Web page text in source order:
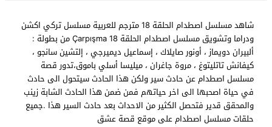
شاهد مسلسل اصطدام الحلقة 18 مترجم للعربية مسلسل تركي اكشن
ودراما وتشويق مسلسل اصطدام الحلقة 18 Çarpışma من بطولة :
ألبيران دويماز ، أونور صايلاك ، إسماعيل ديميرجي ، إلتشين سانجو ،
كيفانش تاتليتوغ ، مروة جاغران ، ميليسا أسلي باموق،تدور قصة
مسلسل اصطدام عن حادث سير ولكن هذا الحادث سيتحول الى حادث
في حياة اصحبها الى اخر حياتهم فمن ضمن هذا الحادث الشابة زينب
والمحقق قدير فتحصل الكثير من الاحداث بعد حادث السير هذا .جميع
حلقات مسلسل اصطدام على موقع قصة عشق